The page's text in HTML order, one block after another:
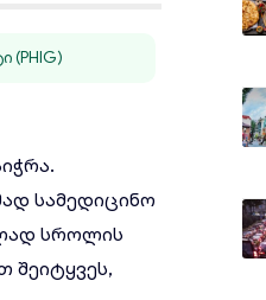
(PHIG)
სამედიცინო
სროლის
შეიტყვეს,